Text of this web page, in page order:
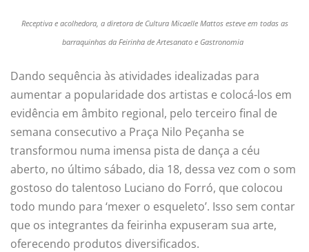
Receptiva e acolhedora, a diretora de Cultura MicaelleMattosesteve em todas as
barraquinhas da Feirinha de Artesanato e Gastronomia
Dando sequência às atividades idealizadas para
aumentar a popularidade dos artistas e colocá-los em
evidência em âmbito regional, pelo terceiro final de
semana consecutivo a Praça Nilo Peçanha se
transformou numa imensa pista de dança a céu
aberto, no último sábado, dia 18, dessa vez com o som
gostoso do talentoso Luciano do Forró, que colocou
todo mundo para ‘mexer o esqueleto’. Isso sem contar
que os integrantes da feirinha expuseram sua arte,
oferecendo produtos diversificados.